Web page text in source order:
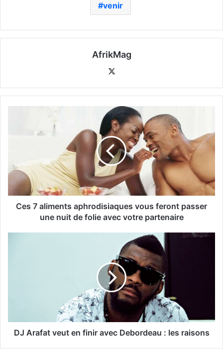
venir
AfrikMag
Ces 7 aliments aphrodisiaques vous feront passer
une nuit de folie avec votre partenaire
DJ Arafat veut en finir avec Debordeau : les raisons